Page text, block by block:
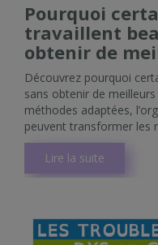
Pourquoi
travaillent
obtenir de
Découvrez pourquoi
sans obtenir de
méthodes adaptées,
peuvent transformer les
Lire la suite